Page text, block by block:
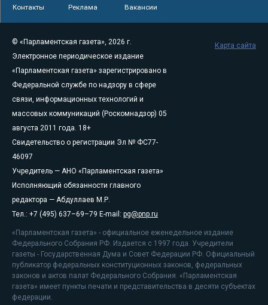
Контакты Реклама Вакансии
© «Парламентская газета», 2026 г.
Электронное периодическое издание
«Парламентская газета» зарегистрировано в
Федеральной службе по надзору в сфере
связи, информационных технологий и
массовых коммуникаций (Роскомнадзор) 05
августа 2011 года. 18+
Свидетельство о регистрации Эл № ФС77-
46097
Учредитель — АНО «Парламентская газета»
Исполняющий обязанности главного
редактора — Абдуллаев М.Р.
Тел.: +7 (495) 637–69–79 E-mail: pg@pnp.ru
«Парламентская газета» - официальное еженедельное издание
Федерального Собрания РФ. Издается с 1997 года. Учредители
газеты - Государственная Дума и Совет Федерации РФ. Официальный
публикатор федеральных конституционных законов, федеральных
законов и актов палат Федерального Собрания. «Парламентская
газета» имеет пункты печати и представительства в десяти субъектах
федерации.
Карта сайта